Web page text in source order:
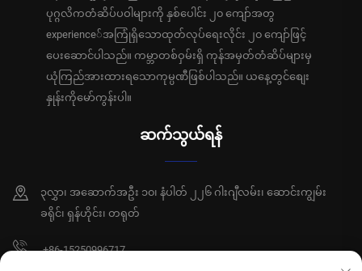
ပုဂ္ဂလိကတံဆိပ်ပဝါများကို နှစ်ပေါင်း ၂၀ ကျော်အတွ
experience်အကြုံရှိသောထုတ်လုပ်ရေးလိုင်း ၂၀ ကျော်ဖြင့်
ပေးဆောင်ပါသည်။ ကမ္ဘာတစ်ဝှမ်းရှိ ကုန်အမှတ်တံဆိပ်များမှ
ယုံကြည်အားထားရသောကုမ္ပဏီဖြစ်ပါသည်။ ယနေ့တွင်စျေး
နှုန်းကိုမော်ကွန်းပါ။
ဆက်သွယ်ရန်
၃လွှာ၊ အဆောက်အဦး ၁၀၊ နံပါတ် ၂၂၆ ဂါးဂျီလမ်း၊ ဆောင်းကျွမ်း
ခရိုင်၊ ရှန်ဟိုင်း၊ တရုတ်
+86-15250996717